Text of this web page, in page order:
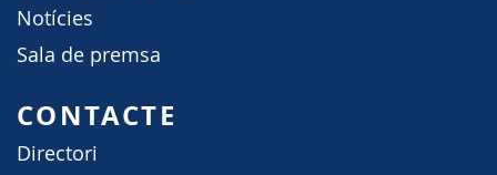
Notícies
Sala de premsa
CONTACTE
Directori